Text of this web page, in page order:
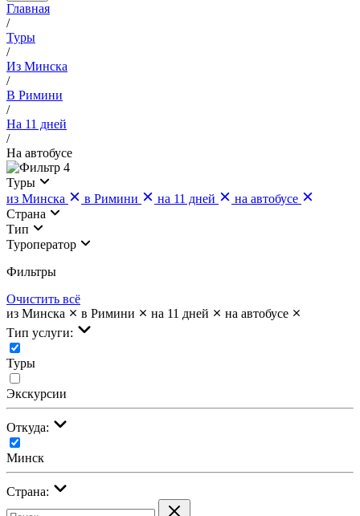
Главная
/
Туры
/
Из Минска
/
В Римини
/
На 11 дней
/
На автобусе
4
Туры
из Минска
в Римини на 11 дней
на автобусе
Страна
Тип
Туроператор
Фильтры
Очистить всё
из Минска
в Римини на 11 дней
на автобусе
Тип услуги:
Туры
Экскурсии
Откуда:
Минск
Страна: